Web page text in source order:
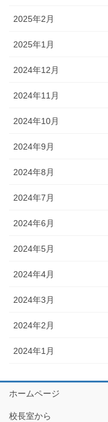
2025年2月
2025年1月
2024年12月
2024年11月
2024年10月
2024年9月
2024年8月
2024年7月
2024年6月
2024年5月
2024年4月
2024年3月
2024年2月
2024年1月
ホームページ
校長室から